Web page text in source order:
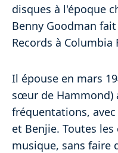
disques à l'époque
Benny Goodman
Records à Columbia
Il épouse en mars
sœur de Hammond)
fréquentations,
et Benjie. Toutes
musique, sans faire